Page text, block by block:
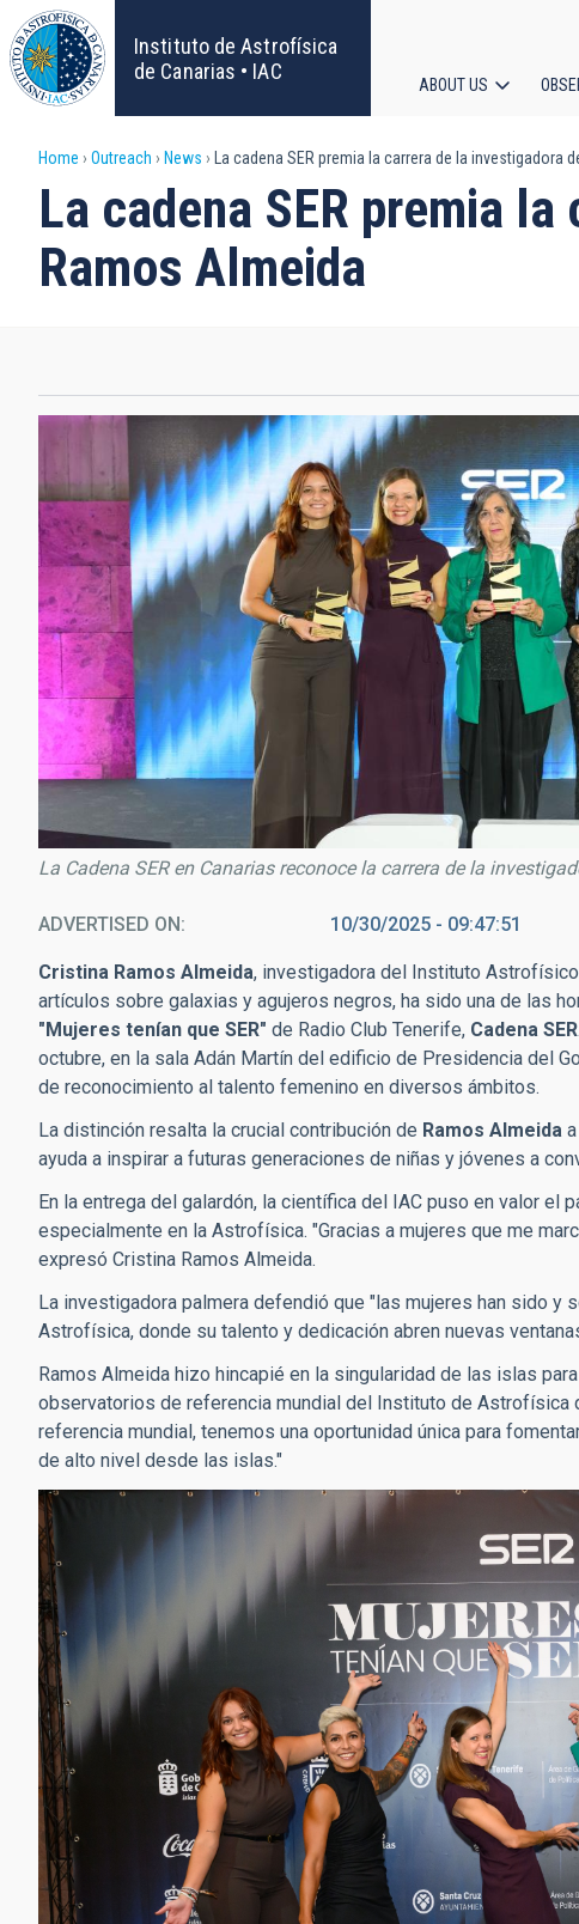
Skip
to
main
content
Instituto de Astrofísica
de Canarias • IAC
navigation
ABOUT US
Breadcrumb
Home Outreach News La cadena SER premia la carrera de la investigadora
La cadena SER premia
Ramos Almeida
La Cadena SER en Canarias reconoce la carrera de la
ADVERTISED ON 10/30/2025 - 09:47:51
Cristina Ramos Almeida, investigadora del Instituto
artículos sobre galaxias y agujeros negros, ha sido una de las
"Mujeres tenían que SER" de Radio Club Tenerife, Cadena SER
octubre, en la sala Adán Martín del edificio de Presidencia del
de reconocimiento al talento femenino en diversos ámbitos.
La distinción resalta la crucial contribución de Ramos Almeida
ayuda a inspirar a futuras generaciones de niñas y jóvenes a
En la entrega del galardón, la científica del IAC puso en valor el
especialmente en la Astrofísica. "Gracias a mujeres que me
expresó Cristina Ramos Almeida.
La investigadora palmera defendió que "las mujeres han sido y
Astrofísica, donde su talento y dedicación abren nuevas
Ramos Almeida hizo hincapié en la singularidad de las islas
observatorios de referencia mundial del Instituto de Astrofísica
referencia mundial, tenemos una oportunidad única para
de alto nivel desde las islas."